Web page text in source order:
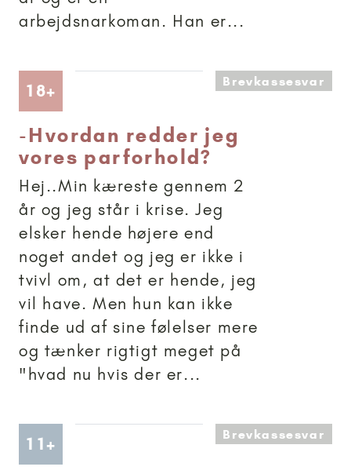
arbejdsnarkoman. Han er...
18+ Artikler anbefalet til 18+Brevkassesvar
-Hvordan redder jeg
vores parforhold?
Hej..Min kæreste gennem 2
år og jeg står i krise. Jeg
elsker hende højere end
noget andet og jeg er ikke i
tvivl om, at det er hende, jeg
vil have. Men hun kan ikke
finde ud af sine følelser mere
og tænker rigtigt meget på
"hvad nu hvis der er...
11+ Artikler anbefalet til 11+Brevkassesvar